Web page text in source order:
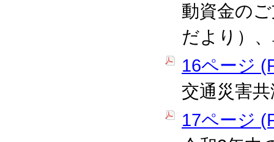
動資金の
だより）
16ページ
交通災害
17ページ